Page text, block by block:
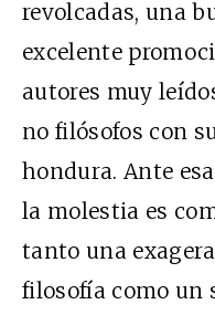
revolcadas, una
excelente
autores muy
no filósofos con
hondura. Ante
la molestia es
tanto una
filosofía como un